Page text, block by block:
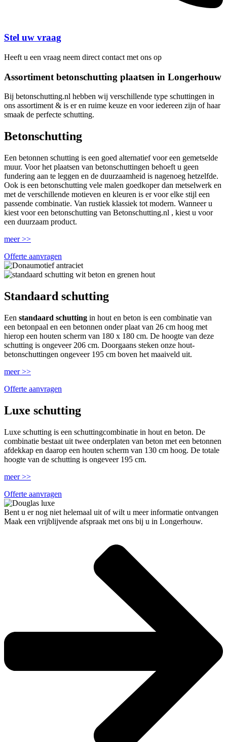
Stel uw vraag
Heeft u een vraag neem direct contact met ons op
Assortiment betonschutting plaatsen in Longerhouw
Bij betonschutting.nl hebben wij verschillende type schuttingen in
ons assortiment & is er en ruime keuze en voor iedereen zijn of haar
smaak de perfecte schutting.
Betonschutting
Een betonnen schutting is een goed alternatief voor een gemetselde
muur. Voor het plaatsen van betonschuttingen behoeft u geen
fundering aan te leggen en de duurzaamheid is nagenoeg hetzelfde.
Ook is een betonschutting vele malen goedkoper dan metselwerk en
met de verschillende motieven en kleuren is er voor elke stijl een
passende combinatie. Van rustiek klassiek tot modern. Wanneer u
kiest voor een betonschutting van Betonschutting.nl , kiest u voor
een duurzaam product.
meer >>
Offerte aanvragen
Standaard schutting
Een standaard schutting in hout en beton is een combinatie van
een betonpaal en een betonnen onder plaat van 26 cm hoog met
hierop een houten scherm van 180 x 180 cm. De hoogte van deze
schutting is ongeveer 206 cm. Doorgaans steken onze hout-
betonschuttingen ongeveer 195 cm boven het maaiveld uit.
meer >>
Offerte aanvragen
Luxe schutting
Luxe schutting is een schuttingcombinatie in hout en beton. De
combinatie bestaat uit twee onderplaten van beton met een betonnen
afdekkap en daarop een houten scherm van 130 cm hoog. De totale
hoogte van de schutting is ongeveer 195 cm.
meer >>
Offerte aanvragen
Bent u er nog niet helemaal uit of wilt u meer informatie ontvangen
Maak een vrijblijvende afspraak met ons bij u in Longerhouw.